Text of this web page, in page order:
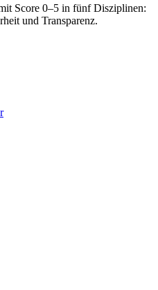
Score 0–5 in fünf Disziplinen:
und Transparenz.